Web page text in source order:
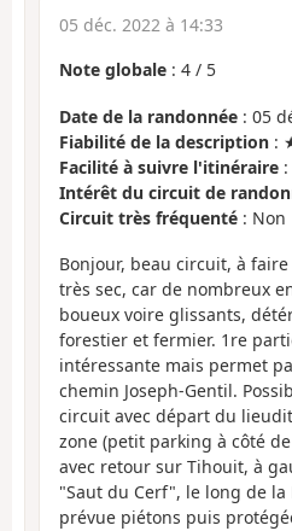
05 déc. 2022 à 14:33
Note globale : 4 / 5
Date de la randonnée : 05
Fiabilité de la description :
Facilité à suivre l'itinéraire
Intérêt du circuit de
Circuit très fréquenté : Non
Bonjour, beau circuit, à
très sec, car de nombreux
boueux voire glissants,
forestier et fermier. 1re
intéressante mais permet
chemin Joseph-Gentil.
circuit avec départ du
zone (petit parking à côté
avec retour sur Tihouit, à
"Saut du Cerf", le long de la
prévue piétons puis